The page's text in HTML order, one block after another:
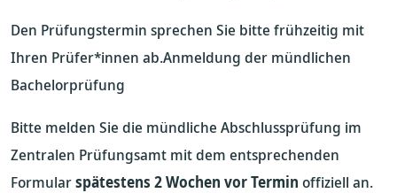
Den Prüfungstermin sprechen Sie bitte frühzeitig mit
Ihren Prüfer*innen ab.Anmeldung der mündlichen
Bachelorprüfung
Bitte melden Sie die mündliche Abschlussprüfung im
Zentralen Prüfungsamt mit dem entsprechenden
Formularspätestens 2 Wochen vor Termin offiziell an.